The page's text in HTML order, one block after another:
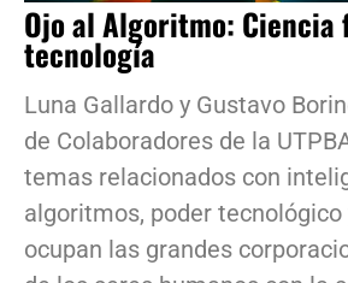
Ojo al Algoritmo: Ciencia
tecnología
Luna Gallardo y Gustavo
de Colaboradores de la
temas relacionados con
algoritmos, poder tecnológico
ocupan las grandes